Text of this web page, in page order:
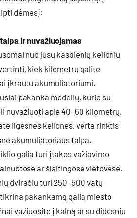
dėmesį:
ir nuvažiuojamas
nuo jūsų kasdienių kelionių
kiek kilometrų galite
įkrautu akumuliatoriumi.
pakanka modelių, kurie su
nuvažiuoti apie 40–60 kilometrų,
ilgesnes keliones, verta rinktis
akumuliatoriaus talpa.
galia turi įtakos važiavimo
ar šlaitingose vietovėse.
dviračių turi 250–500 vatų
pakankamą galią miesto
važiuosite į kalną ar su didesniu